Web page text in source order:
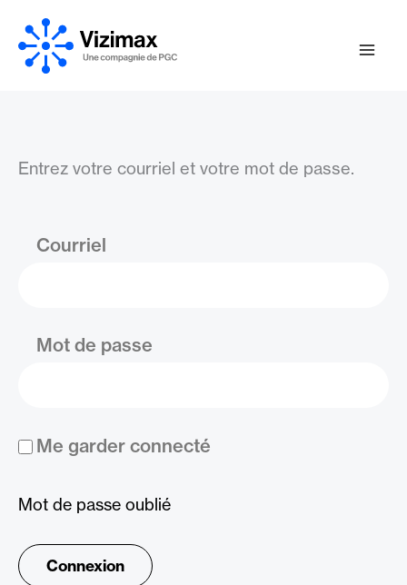
contenu
Entrez votre courriel et votre mot de passe.
Courriel
Mot de passe
Me garder connecté
Mot de passe oublié